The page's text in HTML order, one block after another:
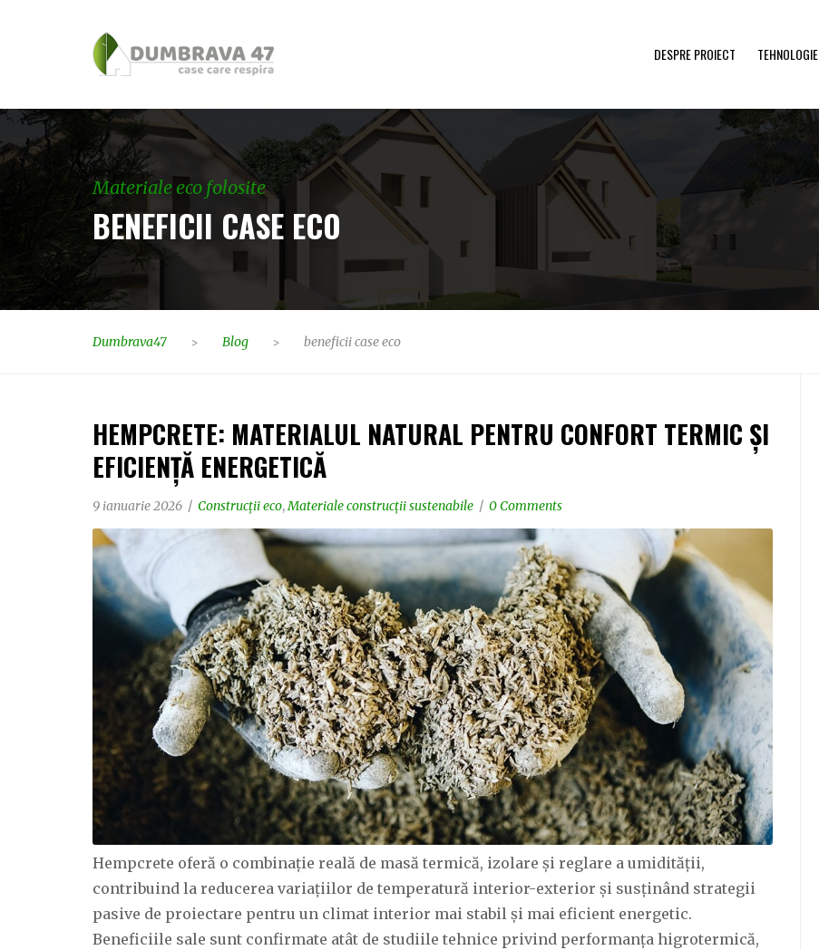
DESPRE PROIECT TEHNOLOGIE
Materiale eco folosite
BENEFICII CASE ECO
Dumbrava47 > Blog > beneficii case eco
HEMPCRETE: MATERIALUL NATURAL PENTRU CONFORT TERMIC ȘI
EFICIENȚĂ ENERGETICĂ
9 ianuarie 2026 Construcții eco,Materiale construcții sustenabile 0 Comments
Hempcrete oferă o combinație reală de masă termică, izolare și reglare a umidității,
contribuind la reducerea variațiilor de temperatură interior-exterior și susținând strategii
pasive de proiectare pentru un climat interior mai stabil și mai eficient energetic.
Beneficiile sale sunt confirmate atât de studiile tehnice privind performanța higrotermică,